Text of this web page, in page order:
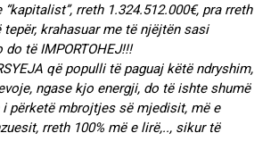
rreth 1.324.512.000€, pra rreth
tepër, krahasuar me të njëjtën sasi
të IMPORTOHEJ!!!
që populli të paguaj këtë ndryshim,
ngase kjo energji, do të ishte shumë
i përketë mbrojtjes së mjedisit, më e
rreth 100% më e lirë,.., sikur të